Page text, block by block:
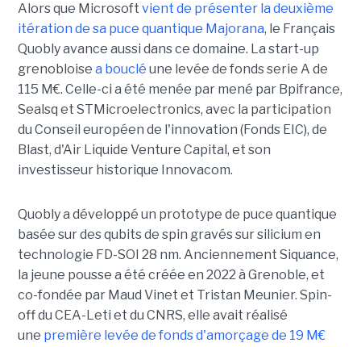
Alors que Microsoft vient de présenter la deuxième
itération de sa puce quantique Majorana, le Français
Quobly avance aussi dans ce domaine. La start-up
grenobloise a bouclé une levée de fonds serie A de
115 M€. Celle-ci a été menée par mené par Bpifrance,
Sealsq et STMicroelectronics, avec la participation
du Conseil européen de l'innovation (Fonds EIC), de
Blast, d'Air Liquide Venture Capital, et son
investisseur historique Innovacom.
Quobly a développé un prototype de puce quantique
basée sur des qubits de spin gravés sur silicium en
technologie FD-SOI 28 nm. Anciennement Siquance,
la jeune pousse a été créée en 2022 à Grenoble, et
co-fondée par Maud Vinet et Tristan Meunier. Spin-
off du CEA-Leti et du CNRS, elle avait réalisé
une première levée de fonds d'amorçage de 19 M€